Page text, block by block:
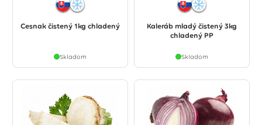
Cesnak čistený 1kg chladený
Skladom
Kaleráb mladý čistený 3kg
chladený PP
Skladom